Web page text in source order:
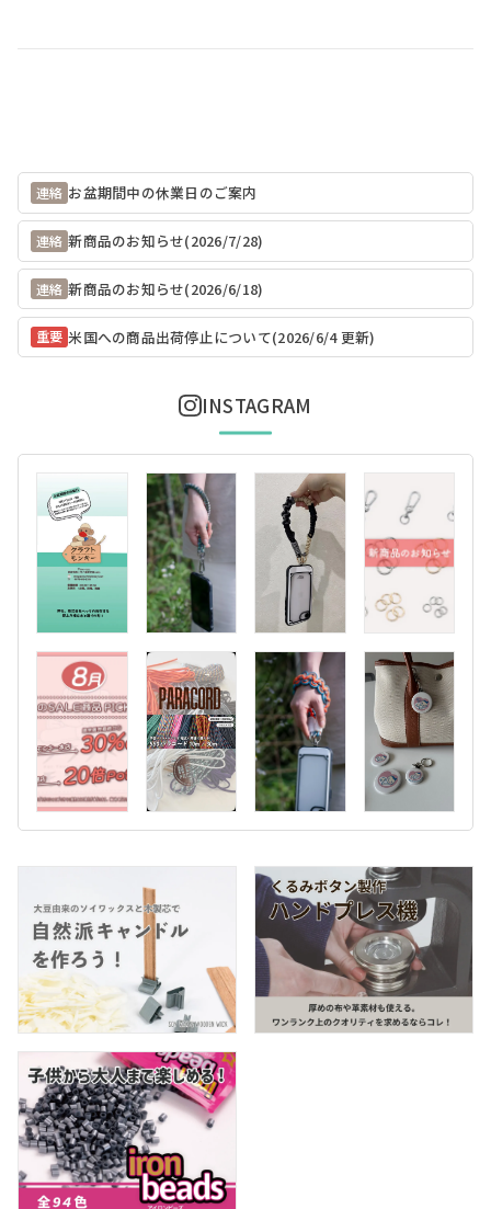
連絡 お盆期間中の休業日のご案内
連絡 新商品のお知らせ(2026/7/28)
連絡 新商品のお知らせ(2026/6/18)
重要 米国への商品出荷停止について(2026/6/4 更新)
INSTAGRAM